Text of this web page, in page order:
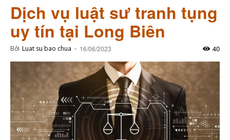
Dịch vụ luật sư tranh tụng
uy tín tại Long Biên
Bởi Luat su bao chua - 16/06/2023 40